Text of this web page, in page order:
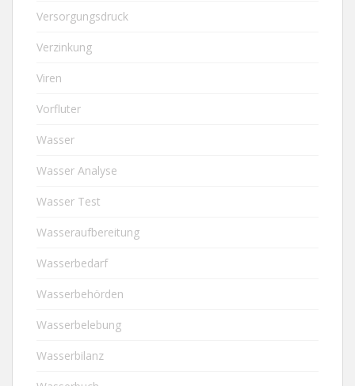
Versorgungsdruck
Verzinkung
Viren
Vorfluter
Wasser
Wasser Analyse
Wasser Test
Wasseraufbereitung
Wasserbedarf
Wasserbehörden
Wasserbelebung
Wasserbilanz